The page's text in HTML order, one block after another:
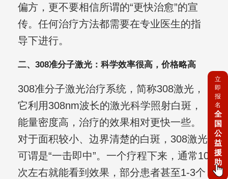
偏方，更不要相信所谓的“更快治愈”的宣
传。任何治疗方法都需要在专业医生的指
导下进行。
二、308准分子激光：科学效率很高，价格略高
308准分子激光治疗系统，简称308激光，
它利用308nm波长的激光科学照射白斑，
能量密度高，治疗的效果相对更快一些。
对于面积较小、边界清楚的白斑，308激光
可谓是“一击即中”。一个疗程下来，通常10
次左右就能看到效果，部分患者甚至1-3个
立
即
报
名
全
国
公
益
援
助